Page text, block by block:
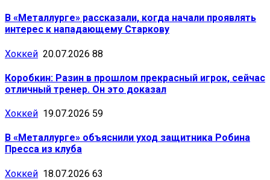
В «Металлурге» рассказали, когда начали проявлять
интерес к нападающему Старкову
Хоккей 20.07.2026 88
Коробкин: Разин в прошлом прекрасный игрок, сейчас
отличный тренер. Он это доказал
Хоккей 19.07.2026 59
В «Металлурге» объяснили уход защитника Робина
Пресса из клуба
Хоккей 18.07.2026 63